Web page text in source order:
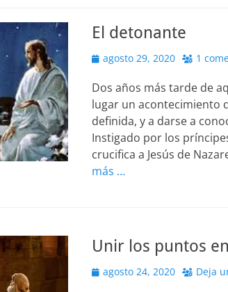
El detonante
Publicado
agosto 29, 2020 1
Dos años más tarde de
lugar un acontecimiento
definida, y a darse a
Instigado por los
crucifica a Jesús de
más …
Unir los puntos
Publicado
agosto 24, 2020 Deja